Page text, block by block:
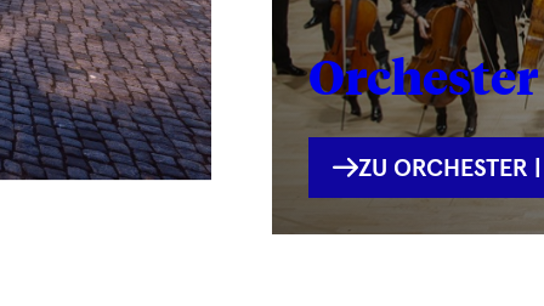
INTERNE
VERLINKUNG
ZU ORCHESTER